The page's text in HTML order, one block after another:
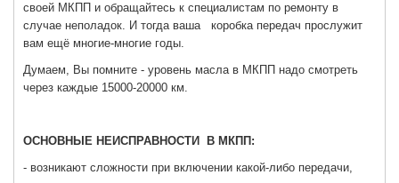
своей МКПП и обращайтесь к специалистам по ремонту в
случае неполадок. И тогда ваша коробка передач прослужит
вам ещё многие-многие годы.
Думаем, Вы помните - уровень масла в МКПП надо смотреть
через каждые 15000-20000 км.
ОСНОВНЫЕ НЕИСПРАВНОСТИ В МКПП:
- возникают сложности при включении какой-либо передачи,